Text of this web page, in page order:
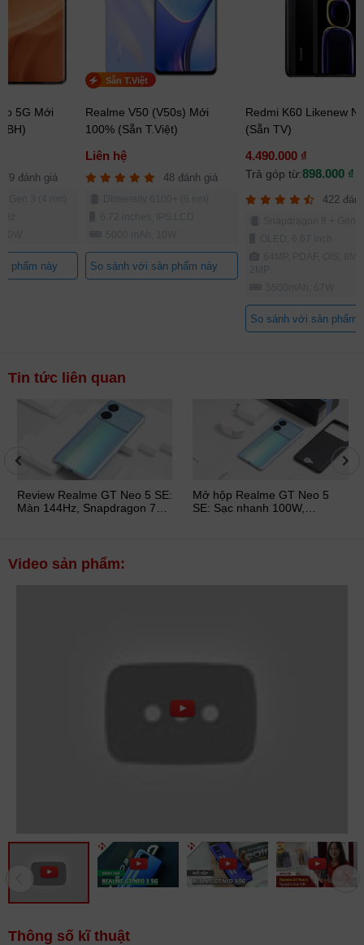
5G Mới
79 đánh giá
phẩm này
Realme V50 (V50s) Mới
100% (Sẵn T.Việt)
Liên hệ
48 đánh giá
Sẵn T.Việt
So sánh với sản phẩm này
Redmi K60 Likenew
(Sẵn TV)
4.490.000 ₫
Trả góp từ:898.000 ₫
422
So sánh với sản phẩm
Tin tức liên quan
Review Realme GT Neo 5 SE:
Màn 144Hz, Snapdragon 7+
Mở hộp Realme GT Neo 5
SE: Sạc nhanh 100W,
Video sản phẩm:
Thông số kĩ thuật